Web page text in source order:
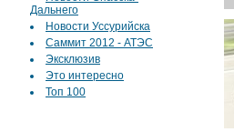
Дальнего
Новости Уссурийска
Саммит 2012 - АТЭС
Эксклюзив
Это интересно
Топ 100